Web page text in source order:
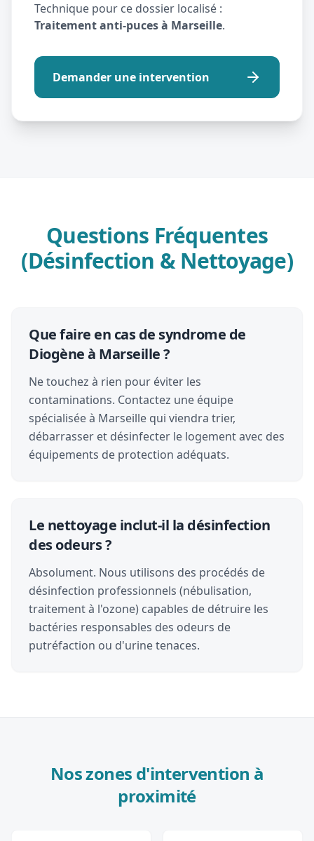
Technique pour ce dossier localisé :
Traitement anti-puces à Marseille.
Demander une intervention
Questions Fréquentes
(Désinfection & Nettoyage)
Que faire en cas de syndrome de
Diogène à Marseille ?
Ne touchez à rien pour éviter les
contaminations. Contactez une équipe
spécialisée à Marseille qui viendra trier,
débarrasser et désinfecter le logement avec des
équipements de protection adéquats.
Le nettoyage inclut-il la désinfection
des odeurs ?
Absolument. Nous utilisons des procédés de
désinfection professionnels (nébulisation,
traitement à l'ozone) capables de détruire les
bactéries responsables des odeurs de
putréfaction ou d'urine tenaces.
Nos zones d'intervention à
proximité